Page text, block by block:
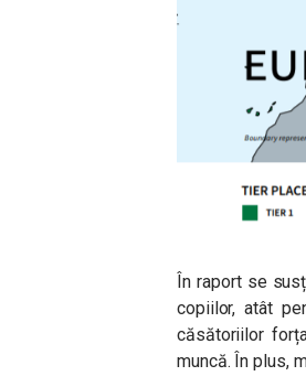
În raport se
copiilor, atât
căsătoriilor
muncă. În plus,